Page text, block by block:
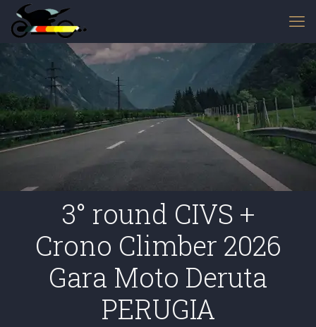
3° round CIVS +
Crono Climber 2026
Gara Moto Deruta
PERUGIA